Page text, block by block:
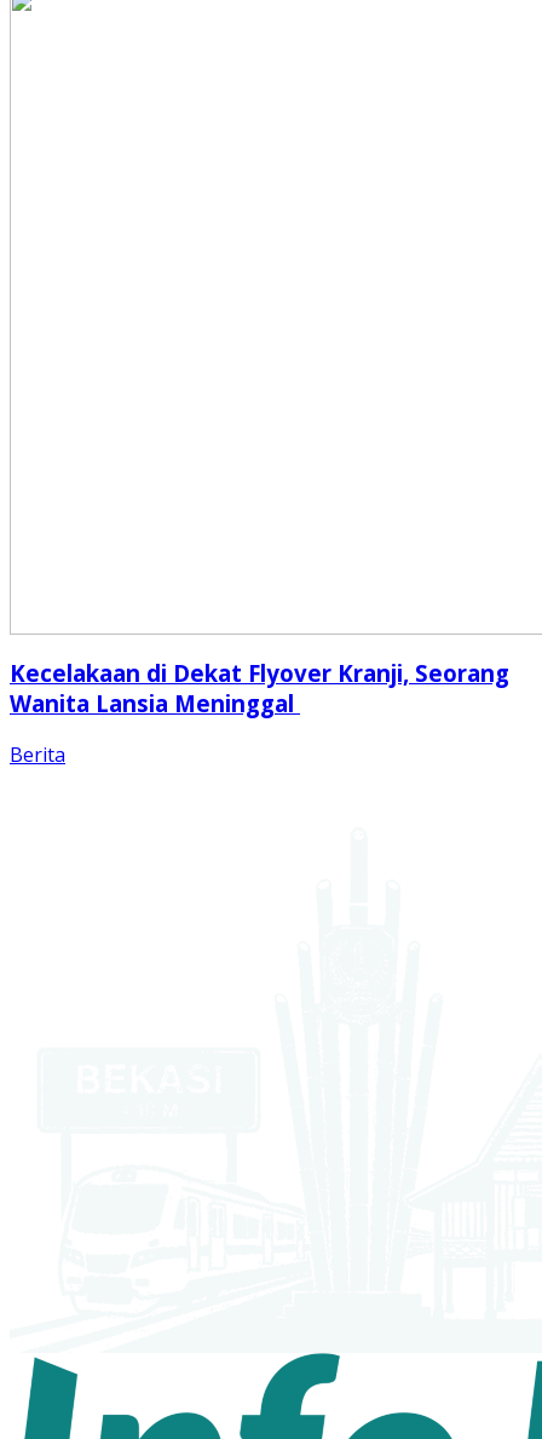
Kecelakaan di Dekat Flyover Kranji, Seorang
Wanita Lansia Meninggal
Berita